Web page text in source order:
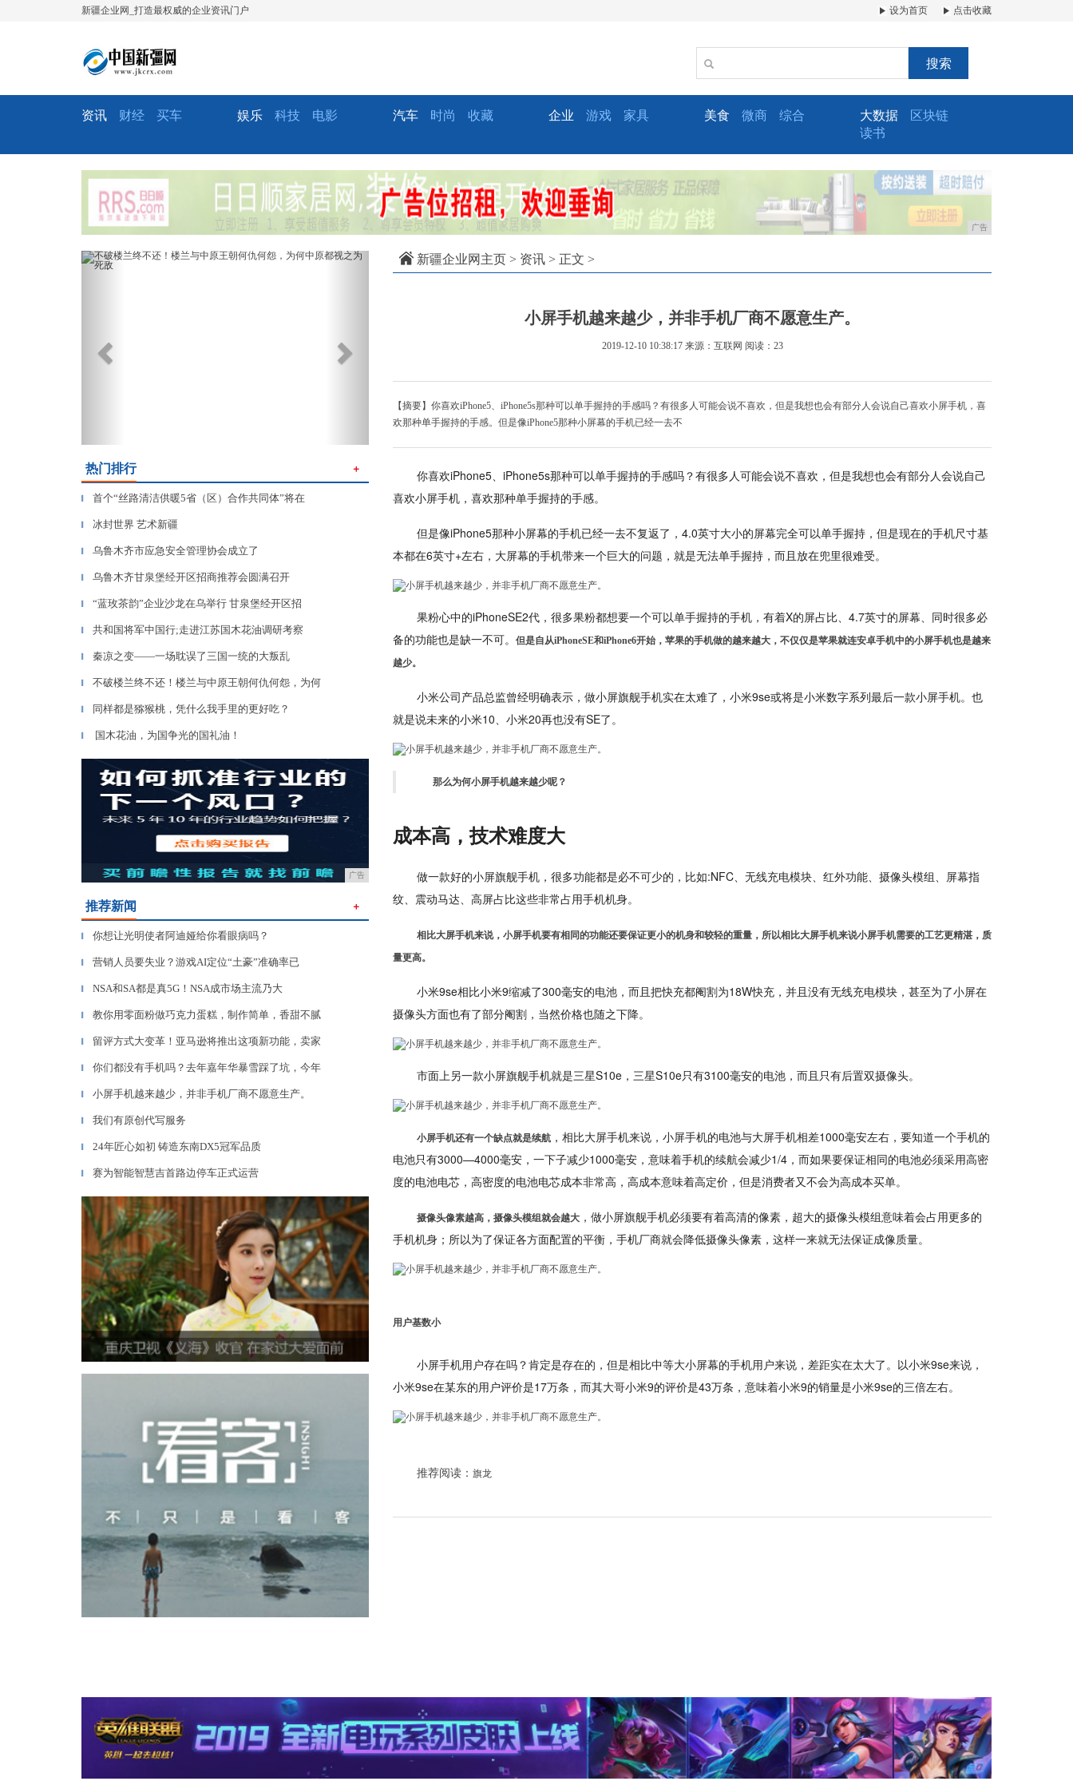
新疆企业网_打造最权威的企业资讯门户 设为首页 点击收藏
搜索
资讯 财经 买车 娱乐 科技 电影 汽车 时尚 收藏 企业 游戏 家具 美食 微商 综合 大数据
区块链
读书
广告
Previous Next
热门排行 ＋
▎ 首个“丝路清洁供暖5省（区）合作共同体”将在
▎ 冰封世界 艺术新疆
▎ 乌鲁木齐市应急安全管理协会成立了
▎ 乌鲁木齐甘泉堡经开区招商推荐会圆满召开
▎ “蓝玫茶韵”企业沙龙在乌举行 甘泉堡经开区招
▎ 共和国将军中国行;走进江苏国木花油调研考察
▎ 秦凉之变——一场耽误了三国一统的大叛乱
▎ 不破楼兰终不还！楼兰与中原王朝何仇何怨，为何
▎ 同样都是猕猴桃，凭什么我手里的更好吃？
▎ 国木花油，为国争光的国礼油！
广告
推荐新闻 ＋
▎ 你想让光明使者阿迪娅给你看眼病吗？
▎ 营销人员要失业？游戏AI定位“土豪”准确率已
▎ NSA和SA都是真5G！NSA成市场主流乃大
▎ 教你用零面粉做巧克力蛋糕，制作简单，香甜不腻
▎ 留评方式大变革！亚马逊将推出这项新功能，卖家
▎ 你们都没有手机吗？去年嘉年华暴雪踩了坑，今年
▎ 小屏手机越来越少，并非手机厂商不愿意生产。
▎ 我们有原创代写服务
▎ 24年匠心如初 铸造东南DX5冠军品质
▎ 赛为智能智慧吉首路边停车正式运营
新疆企业网主页 > 资讯 > 正文 >
小屏手机越来越少，并非手机厂商不愿意生产。
2019-12-10 10:38:17 来源：互联网 阅读：23
【摘要】你喜欢iPhone5、iPhone5s那种可以单手握持的手感吗？有很多人可能会说不喜欢，但是我想也会有部分人会说自己喜欢小屏手机，喜
欢那种单手握持的手感。但是像iPhone5那种小屏幕的手机已经一去不
你喜欢iPhone5、iPhone5s那种可以单手握持的手感吗？有很多人可能会说不喜欢，但是我想也会有部分人会说自己
喜欢小屏手机，喜欢那种单手握持的手感。
但是像iPhone5那种小屏幕的手机已经一去不复返了，4.0英寸大小的屏幕完全可以单手握持，但是现在的手机尺寸基
本都在6英寸+左右，大屏幕的手机带来一个巨大的问题，就是无法单手握持，而且放在兜里很难受。
果粉心中的iPhoneSE2代，很多果粉都想要一个可以单手握持的手机，有着X的屏占比、4.7英寸的屏幕、同时很多必
备的功能也是缺一不可。
但是自从iPhoneSE和iPhone6开始，苹果的手机做的越来越大，不仅仅是苹果就连安卓手机中的小屏手机也是越来
越少。
小米公司产品总监曾经明确表示，做小屏旗舰手机实在太难了，小米9se或将是小米数字系列最后一款小屏手机。也
就是说未来的小米10、小米20再也没有SE了。
那么为何小屏手机越来越少呢？
成本高，技术难度大
做一款好的小屏旗舰手机，很多功能都是必不可少的，比如:NFC、无线充电模块、红外功能、摄像头模组、屏幕指
纹、震动马达、高屏占比这些非常占用手机机身。
相比大屏手机来说，小屏手机要有相同的功能还要保证更小的机身和较轻的重量，所以相比大屏手机来说小屏手机需要的工艺更精湛，质
量更高。
小米9se相比小米9缩减了300毫安的电池，而且把快充都阉割为18W快充，并且没有无线充电模块，甚至为了小屏在
摄像头方面也有了部分阉割，当然价格也随之下降。
市面上另一款小屏旗舰手机就是三星S10e，三星S10e只有3100毫安的电池，而且只有后置双摄像头。
小屏手机还有一个缺点就是续航 ，相比大屏手机来说，小屏手机的电池与大屏手机相差1000毫安左右，要知道一个手机的
电池只有3000—4000毫安，一下子减少1000毫安，意味着手机的续航会减少1/4，而如果要保证相同的电池必须采用高密
度的电池电芯，高密度的电池电芯成本非常高，高成本意味着高定价，但是消费者又不会为高成本买单。
摄像头像素越高，摄像头模组就会越大 ，做小屏旗舰手机必须要有着高清的像素，超大的摄像头模组意味着会占用更多的
手机机身；所以为了保证各方面配置的平衡，手机厂商就会降低摄像头像素，这样一来就无法保证成像质量。
用户基数小
小屏手机用户存在吗？肯定是存在的，但是相比中等大小屏幕的手机用户来说，差距实在太大了。以小米9se来说，
小米9se在某东的用户评价是17万条，而其大哥小米9的评价是43万条，意味着小米9的销量是小米9se的三倍左右。
推荐阅读： 旗龙